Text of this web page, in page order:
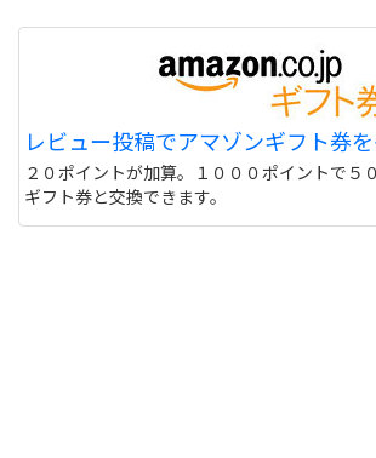
レビュー投稿でアマゾンギフト券を
２０ポイントが加算。１０００ポイントで５
ギフト券と交換できます。